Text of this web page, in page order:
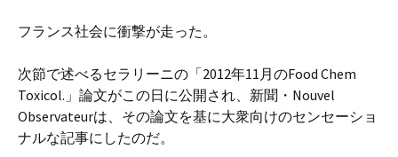
フランス社会に衝撃が走った。
次節で述べるセラリーニの「2012年11月のFood Chem
Toxicol.」論文がこの日に公開され、新聞・Nouvel
Observateurは、その論文を基に大衆向けのセンセーショ
ナルな記事にしたのだ。